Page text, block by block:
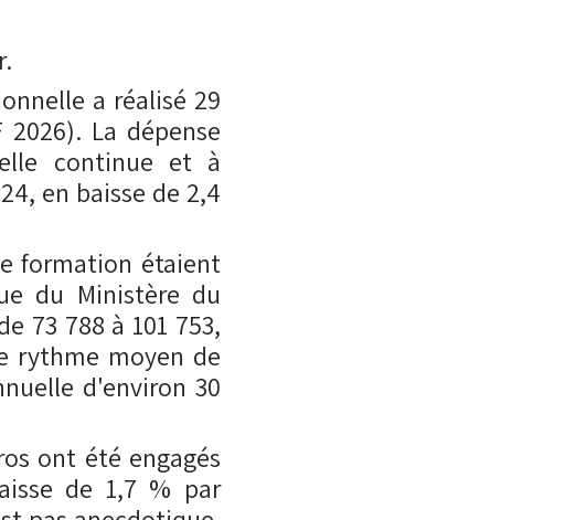
a réalisé 29
La dépense
continue et à
en baisse de 2,4
formation étaient
du Ministère du
73 788 à 101 753,
rythme moyen de
d'environ 30
ont été engagés
de 1,7 % par